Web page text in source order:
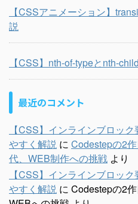
【CSSアニメーション】
説
【CSS】nth-of-typeとnth-
最近のコメント
【CSS】インラインブロッ
やすく解説 に Codestepの2
代、WEB制作への挑戦 より
【CSS】インラインブロッ
やすく解説 に Codestepの2